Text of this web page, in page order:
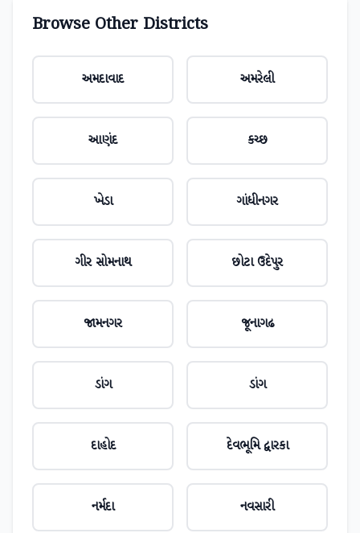
Browse Other Districts
અમદાવાદ અમરેલી
આણંદ કચ્છ
ખેડા ગાંધીનગર
ગીર સોમનાથ છોટા ઉદેપુર
જામનગર જૂનાગઢ
ડાંગ ડાંગ
દાહોદ દેવભૂમિ દ્વારકા
નર્મદા નવસારી